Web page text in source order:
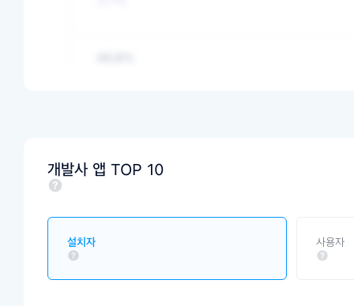
개발사 앱 TOP 10
설치자 사용자